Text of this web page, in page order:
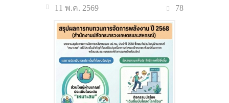
11 พ.ค. 2569 78